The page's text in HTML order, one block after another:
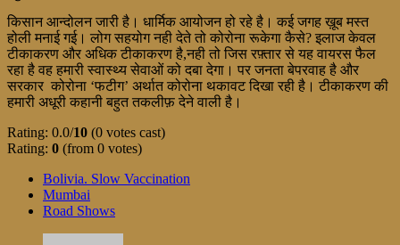
किसान आन्दोलन जारी है। धार्मिक आयोजन हो रहे है। कई जगह ख़ूब मस्त
होली मनाई गई। लोग सहयोग नही देते तो कोरोना रूकेगा कैसे? इलाज केवल
टीकाकरण और अधिक टीकाकरण है,नही तो जिस रफ़्तार से यह वायरस फैल
रहा है वह हमारी स्वास्थ्य सेवाओं को दबा देगा। पर जनता बेपरवाह है और
सरकार कोरोना ‘फटीग’ अर्थात कोरोना थकावट दिखा रही है। टीकाकरण की
हमारी अधूरी कहानी बहुत तकलीफ़ देने वाली है।
Rating: 0.0/10 (0 votes cast)
Rating: 0 (from 0 votes)
Bolivia. Slow Vaccination
Mumbai
Road Shows